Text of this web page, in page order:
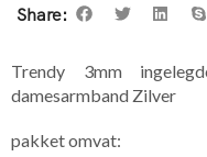
Share:
Trendy 3mm
damesarmband Zilver
pakket omvat: